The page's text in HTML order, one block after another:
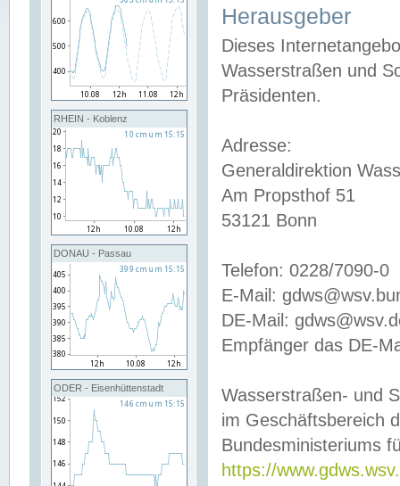
RHEIN - Koblenz
DONAU - Passau
ODER - Eisenhüttenstadt
Herausgeber
Dieses
Wasserstraßen und
Präsidenten.
Adresse:
Generaldirektion
Am Propsthof 51
53121 Bonn
Telefon: 0228/7090-0
E-Mail:
DE-Mail:
Empfänger das DE-
Wasserstraßen- und
im Geschäftsbereich
Bundesministeriums
https://